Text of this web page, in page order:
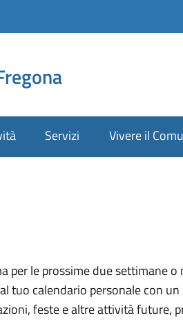
Servizi Vivere il
per le prossime due settimane o
tuo calendario personale con un
feste e altre attività future,